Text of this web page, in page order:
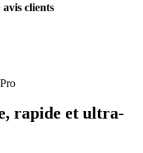
avis clients
rapide et ultra-